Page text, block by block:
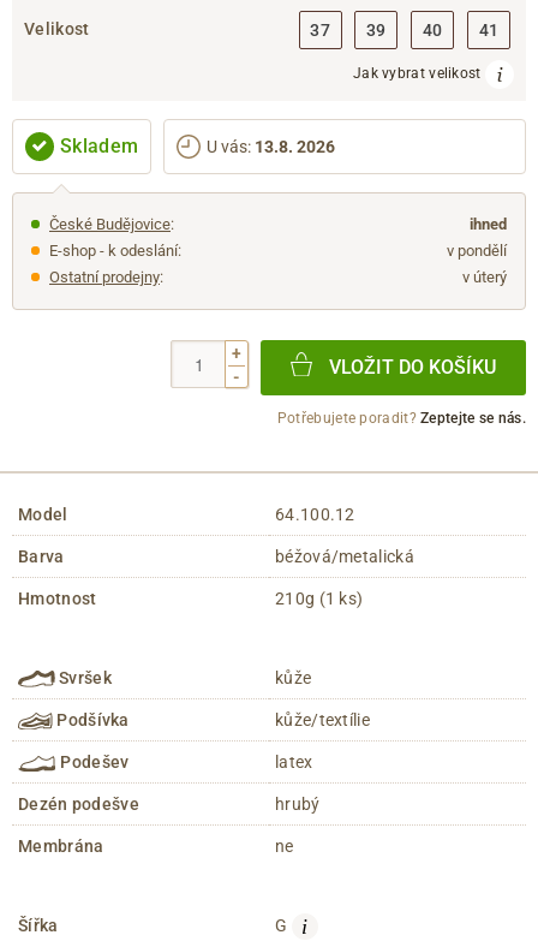
Velikost 37 39 40 41
Jak vybrat velikost
Skladem U vás: 13.8. 2026
České Budějovice:
ihned
E-shop - k odeslání:
v pondělí
Ostatní prodejny: v úterý
+
-
VLOŽIT DO KOŠÍKU
Potřebujete poradit?Zeptejte se nás.
Model 64.100.12
Barva béžová/metalická
Hmotnost 210g (1 ks)
Svršek kůže
Podšívka kůže/textílie
Podešev latex
Dezén podešve hrubý
Membrána ne
Šířka G i